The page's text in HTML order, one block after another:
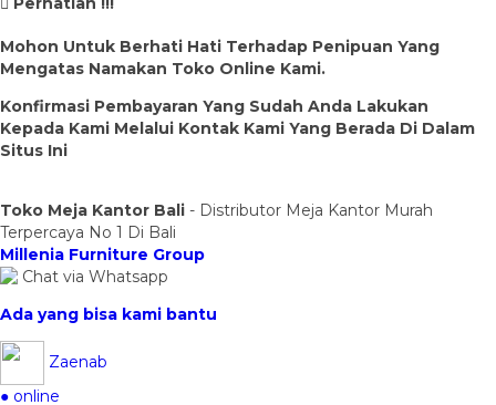
Mohon Untuk Berhati Hati Terhadap Penipuan Yang
Mengatas Namakan Toko Online Kami.
Konfirmasi Pembayaran Yang Sudah Anda Lakukan
Kepada Kami Melalui Kontak Kami Yang Berada Di Dalam
Situs Ini
Toko Meja Kantor Bali - Distributor Meja Kantor Murah
Terpercaya No 1 Di Bali
Millenia Furniture Group
Chat via Whatsapp
Ada yang bisa kami bantu
Zaenab
● online